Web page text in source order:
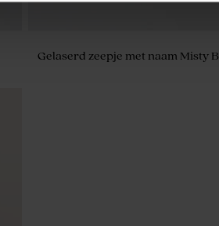
Gelaserd zeepje met naam Misty